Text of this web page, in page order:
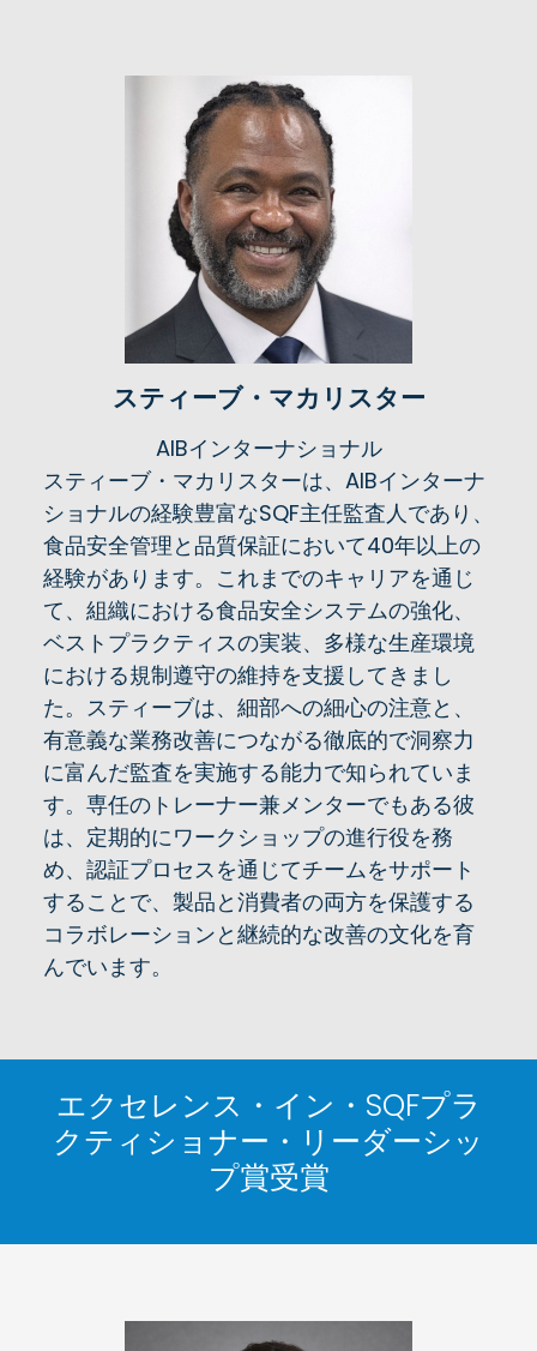
スティーブ・マカリスター
AIBインターナショナル
スティーブ・マカリスターは、AIBインターナ
ショナルの経験豊富なSQF主任監査人であり、
食品安全管理と品質保証において40年以上の
経験があります。これまでのキャリアを通じ
て、組織における食品安全システムの強化、
ベストプラクティスの実装、多様な生産環境
における規制遵守の維持を支援してきまし
た。スティーブは、細部への細心の注意と、
有意義な業務改善につながる徹底的で洞察力
に富んだ監査を実施する能力で知られていま
す。専任のトレーナー兼メンターでもある彼
は、定期的にワークショップの進行役を務
め、認証プロセスを通じてチームをサポート
することで、製品と消費者の両方を保護する
コラボレーションと継続的な改善の文化を育
んでいます。
エクセレンス・イン・SQFプラ
クティショナー・リーダーシッ
プ賞受賞